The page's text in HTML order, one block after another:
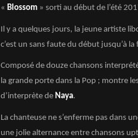
« Blossom » sorti au début de l’été
Il y a quelques jours, la jeune artiste
c’est un sans faute du début jusqu’à la
Composé de douze chansons
la grande porte dans la Pop ; montre
d’interprète de Naya.
La chanteuse ne s’enferme pas dans
une jolie alternance entre chansons